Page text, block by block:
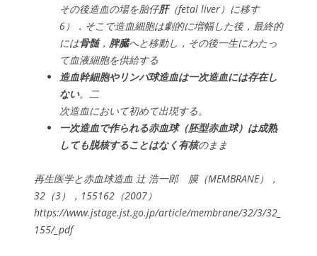
その後造血の場を胎仔肝（fetal liver）に移す
6）．そこで造血細胞は劇的に増幅した後，最終的
には骨髄， 脾臓へと移動し，その後一生にわたっ
て血液細胞を供給する
造血幹細胞やリンパ球造血は一次造血には存在し
ない。二
次造血において初めて出現する。
一次造血で作られる赤血球（胚型赤血球）は成熟
しても脱核することはなく有核のまま
再生医学と赤血球造血 辻 浩一郎 膜（MEMBRANE），
32（3），155­162（2007）
https://www.jstage.jst.go.jp/article/membrane/32/3/32_
155/_pdf